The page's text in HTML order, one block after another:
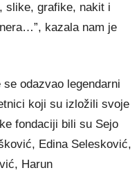
slike, grafike, nakit i
kazala nam je
odazvao legendarni
koji su izložili svoje
fondaciji bili su Sejo
Edina Selesković,
Harun